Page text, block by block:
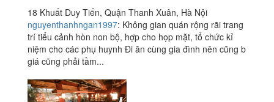
18 Khuất Duy Tiến, Quận Thanh Xuân, Hà Nội
nguyenthanhngan1997: Không gian quán rộng rãi trang
trí tiểu cảnh hòn non bộ, hợp cho họp mặt, tổ chức kỉ
niệm cho các phụ huynh Đi ăn cùng gia đình nên cũng b
giá cũng phải tầm...